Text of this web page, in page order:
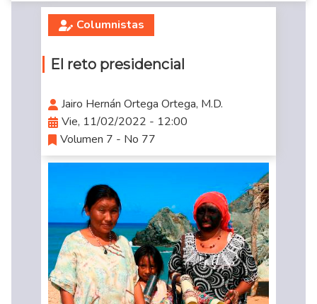
Columnistas
El reto presidencial
Jairo Hernán Ortega Ortega, M.D.
Vie, 11/02/2022 - 12:00
Volumen 7 - No 77